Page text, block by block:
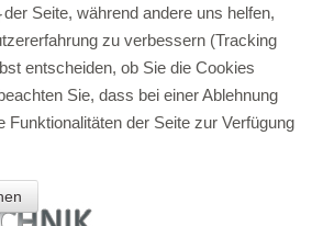
Seite, während andere uns helfen,
zu verbessern (Tracking
entscheiden, ob Sie die Cookies
Sie, dass bei einer Ablehnung
Funktionalitäten der Seite zur Verfügung